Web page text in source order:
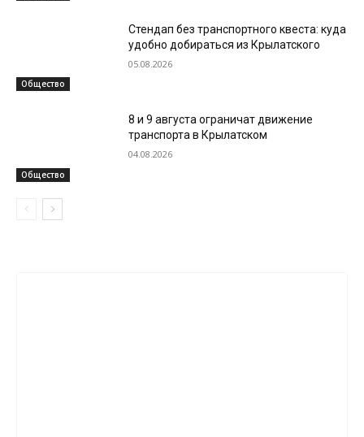
Общество
Стендап без транспортного квеста: куда
удобно добираться из Крылатского
05.08.2026
Общество
8 и 9 августа ограничат движение
транспорта в Крылатском
04.08.2026